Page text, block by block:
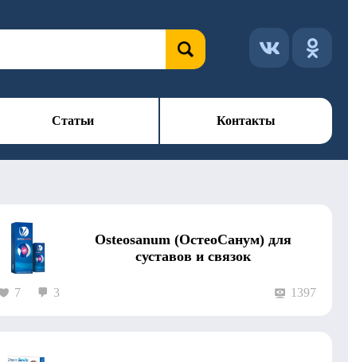
Статьи Контакты
Osteosanum (ОстеоСанум) для
суставов и связок
7 3 1397